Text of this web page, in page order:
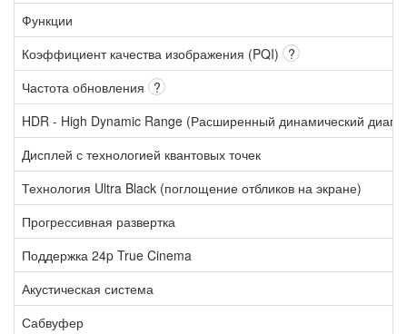
Функции
Коэффициент качества изображения (PQI) ?
Частота обновления ?
HDR - High Dynamic Range (Расширенный динамический
Дисплей с технологией квантовых точек
Технология Ultra Black (поглощение отбликов на экране)
Прогрессивная развертка
Поддержка 24p True Cinema
Акустическая система
Сабвуфер